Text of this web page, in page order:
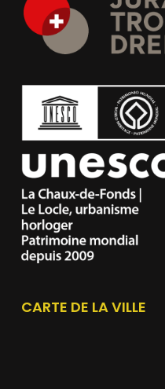
CARTE DE LA VILLE